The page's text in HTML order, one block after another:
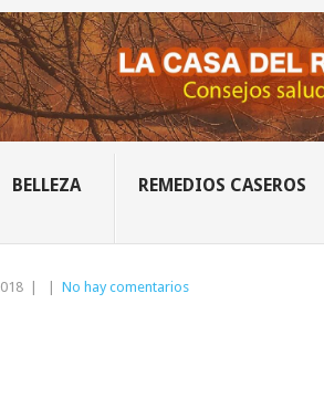
BELLEZA REMEDIOS CASEROS
| | No hay comentarios